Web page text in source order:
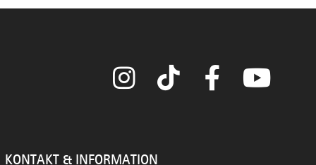
Instagram TikTok Facebook
KONTAKT & INFORMATION